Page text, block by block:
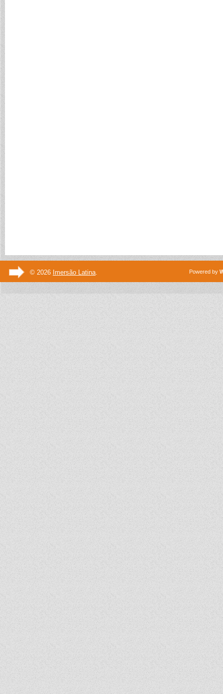
© 2026 Imersão Latina. Powered by